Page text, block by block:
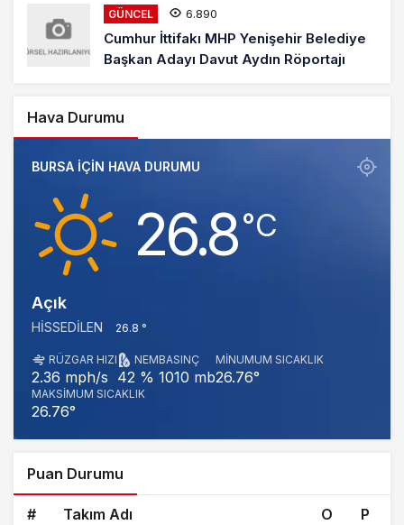
GÜNCEL 6.890
Cumhur İttifakı MHP Yenişehir Belediye
Başkan Adayı Davut Aydın Röportajı
Hava Durumu
BURSA IÇIN HAVA DURUMU
26.8‎°C
Açık
HISSEDILEN 26.8 °
RÜZGAR HIZI
2.36 mph/s
NEM
42 %
BASINÇ
1010 mb
MINUMUM SICAKLIK
26.76°
MAKSIMUM SICAKLIK
26.76°
Puan Durumu
# Takım Adı O P